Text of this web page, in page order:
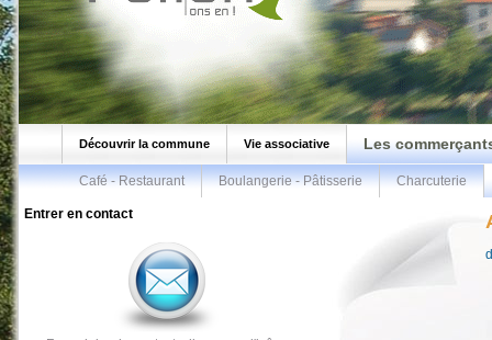
Découvrir la commune Vie associative Les
Café - Restaurant Boulangerie - Pâtisserie Charcuterie
Entrer en contact